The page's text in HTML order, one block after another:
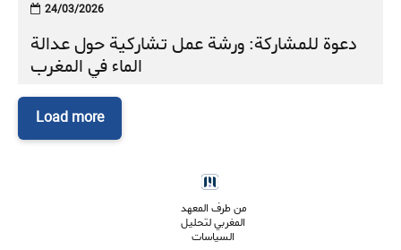
24/03/2026
دعوة للمشاركة: ورشة عمل تشاركية حول عدالة
الماء في المغرب
Load more
من طرف المعهد
المغربي لتحليل
السياسات